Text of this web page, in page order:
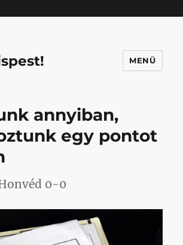
MENÜ
annyiban,
egy pontot
0-0